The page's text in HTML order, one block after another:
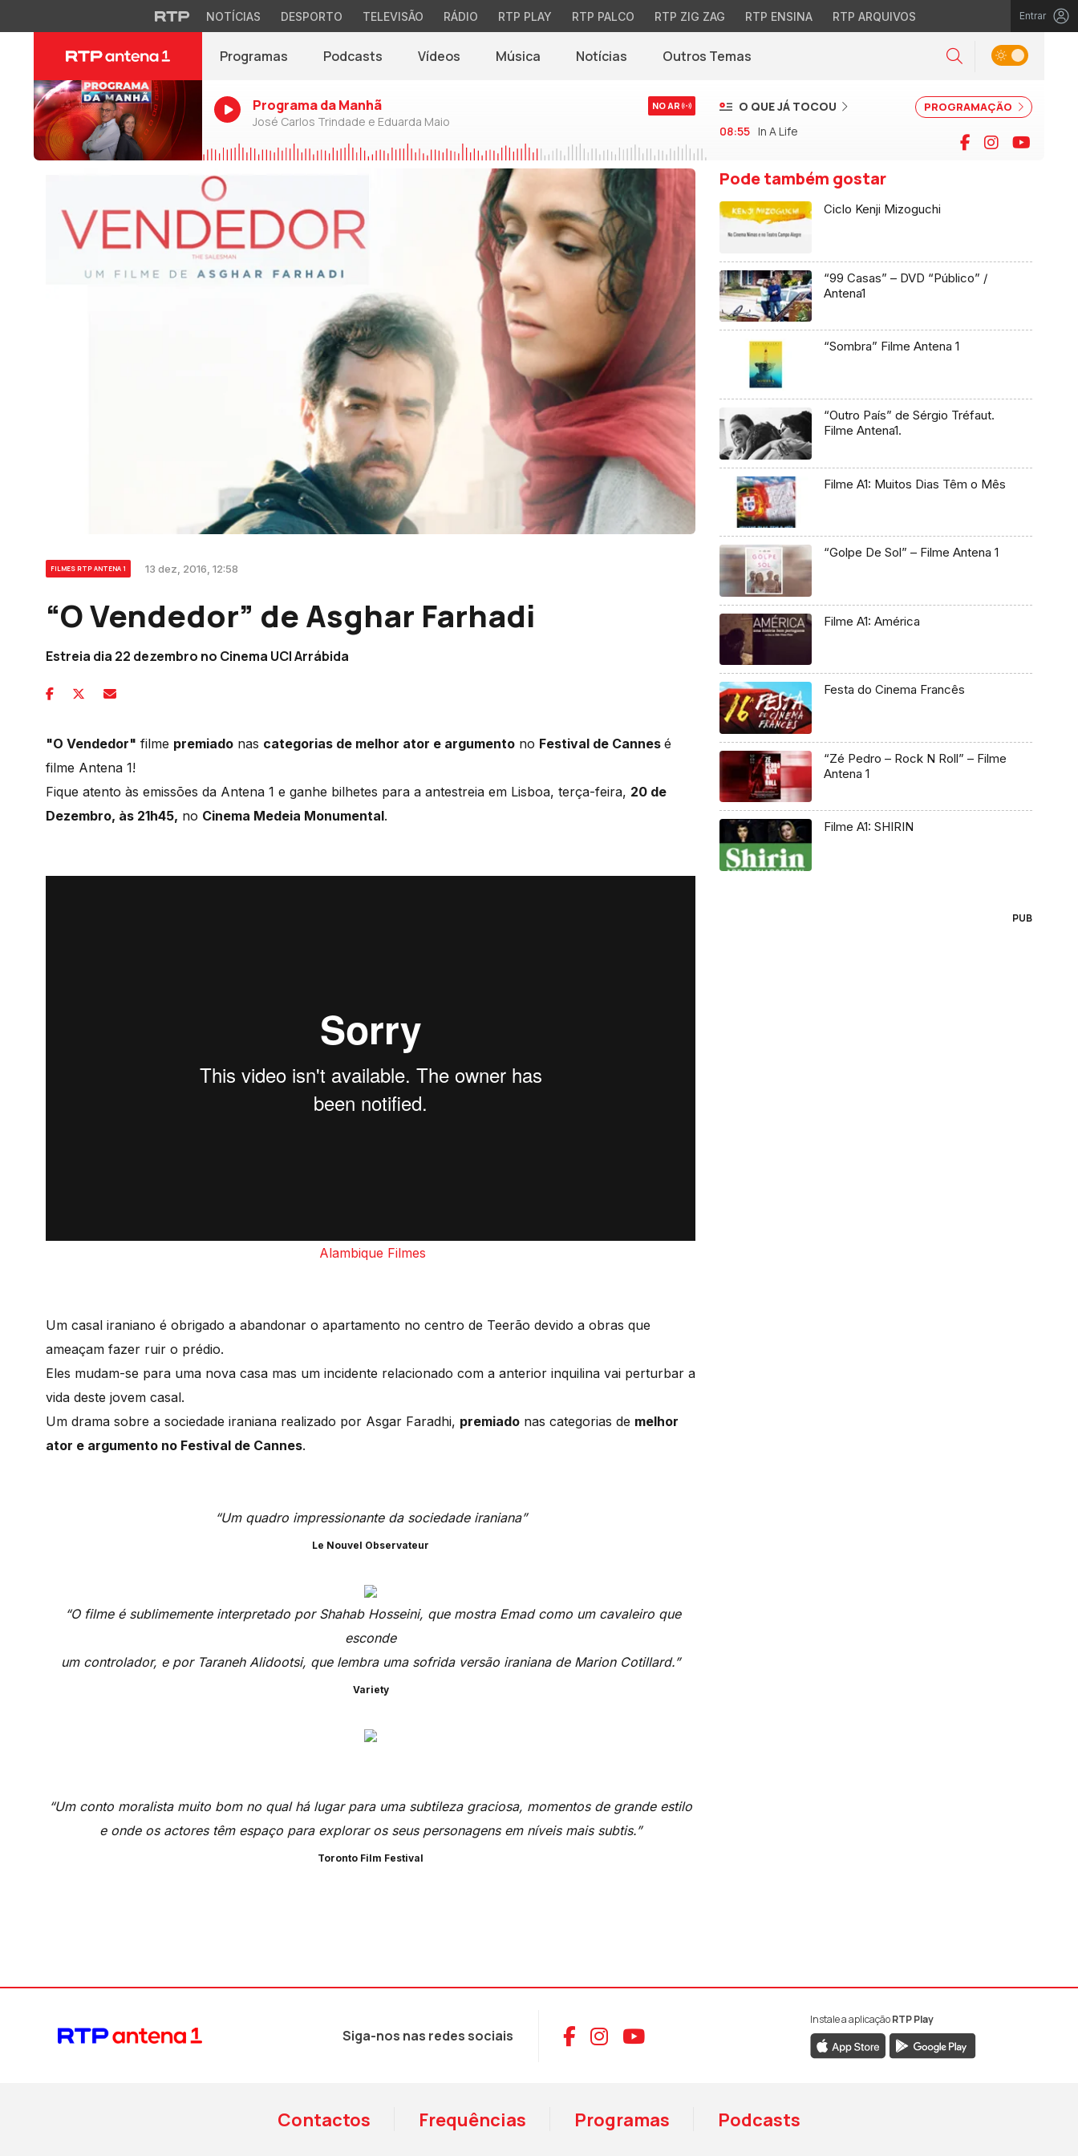
NOTÍCIAS DESPORTO TELEVISÃO RÁDIO RTP PLAY RTP PALCO RTP ZIG ZAG RTP ENSINA RTP ARQUIVOS Entrar
Programas Podcasts Vídeos Música Notícias(abre em nova janela)
Outros Temas Pesquisar
Alternar tema
Programa da Manhã
José Carlos Trindade e Eduarda Maio
NO AR PROGRAMAÇÃO
O QUE JÁ TOCOU
08:55 In A Life Facebook
Instagram
FILMES RTP ANTENA 1 13 dez, 2016, 12:58
“O Vendedor” de Asghar Farhadi
Estreia dia 22 dezembro no Cinema UCI Arrábida
"O Vendedor" filme premiado nas categorias de melhor ator e argumento no Festival de Cannes é
filme Antena 1!
Fique atento às emissões da Antena 1 e ganhe bilhetes para a antestreia em Lisboa, terça-feira, 20 de
Dezembro, às 21h45, no Cinema Medeia Monumental.
Alambique Filmes
Um casal iraniano é obrigado a abandonar o apartamento no centro de Teerão devido a obras que
ameaçam fazer ruir o prédio.
Eles mudam-se para uma nova casa mas um incidente relacionado com a anterior inquilina vai perturbar a
vida deste jovem casal.
Um drama sobre a sociedade iraniana realizado por Asgar Faradhi, premiado nas categorias de melhor
ator e argumento no Festival de Cannes.
“Um quadro impressionante da sociedade iraniana”
Le Nouvel Observateur
“O filme é sublimemente interpretado por Shahab Hosseini, que mostra Emad como um cavaleiro que
esconde
um controlador, e por Taraneh Alidootsi, que lembra uma sofrida versão iraniana de Marion Cotillard.”
Variety
“Um conto moralista muito bom no qual há lugar para uma subtileza graciosa, momentos de grande estilo
e onde os actores têm espaço para explorar os seus personagens em níveis mais subtis.”
Toronto Film Festival
Pode também gostar
Ciclo Kenji Mizoguchi
“99 Casas” – DVD “Público” /
Antena1
“Sombra” Filme Antena 1
“Outro País” de Sérgio Tréfaut.
Filme Antena1.
Filme A1: Muitos Dias Têm o Mês
“Golpe De Sol” – Filme Antena 1
Filme A1: América
Festa do Cinema Francês
“Zé Pedro – Rock N Roll” – Filme
Antena 1
Filme A1: SHIRIN
PUB
Siga-nos nas redes sociais Aceder ao Facebook da RTP Antena 1
Aceder ao Instagram da RTP Antena 1
Aceder ao YouTube da RTP Antena 1
Instale a aplicaçãoRTP Play
Contactos Frequências Programas Podcasts